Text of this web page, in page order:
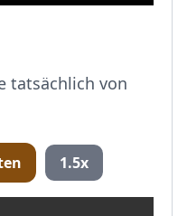
tatsächlich von
1.5x